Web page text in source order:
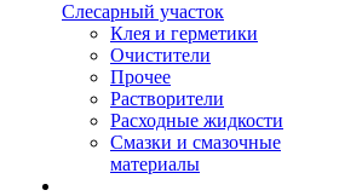
Слесарный участок
Клея и герметики
Очистители
Прочее
Растворители
Расходные жидкости
Смазки и смазочные
материалы